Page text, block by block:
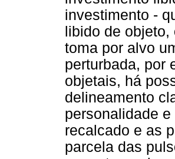
investimento -
libido de
toma por alvo
perturbada, por
objetais, há
delineamento
personalidade
recalcado e as
parcela das